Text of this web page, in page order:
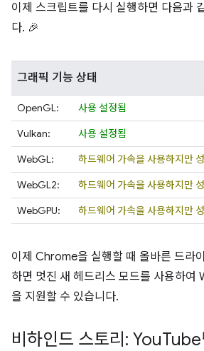
이제 스크립트를 다시 실행하면 다음과
다. 🎉
그래픽 기능 상태
OpenGL:
사용 설정됨
Vulkan:
사용 설정됨
WebGL:
하드웨어 가속을 사용하지만
WebGL2:
하드웨어 가속을 사용하지만
WebGPU:
하드웨어 가속을 사용하지만
이제 Chrome을 실행할 때 올바른 드라
하면 멋진 새 헤드리스 모드를 사용하
을 지원할 수 있습니다.
비하인드 스토리: YouTube